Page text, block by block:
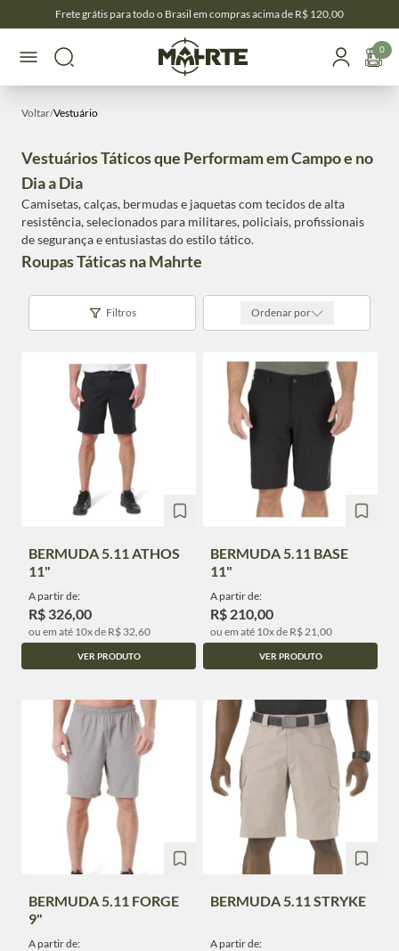
Frete grátis para todo o Brasil em compras acima de R$ 120,00
0
Voltar/Vestuário
Vestuários Táticos que Performam em Campo e no
Dia a Dia
Camisetas, calças, bermudas e jaquetas com tecidos de alta
resistência, selecionados para militares, policiais, profissionais
de segurança e entusiastas do estilo tático.
Roupas Táticas na Mahrte
Filtros Ordenar por
BERMUDA 5.11 ATHOS
11"
A partir de:
R$ 326,00
ou em até 10x de R$ 32,60
VER PRODUTO
BERMUDA 5.11 BASE
11"
A partir de:
R$ 210,00
ou em até 10x de R$ 21,00
VER PRODUTO
BERMUDA 5.11 FORGE
9"
A partir de:
BERMUDA 5.11 STRYKE
A partir de: